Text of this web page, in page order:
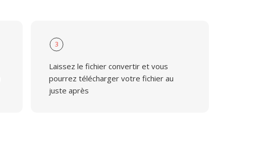
3
Laissez le fichier convertir et vous
pourrez télécharger votre fichier au
juste après